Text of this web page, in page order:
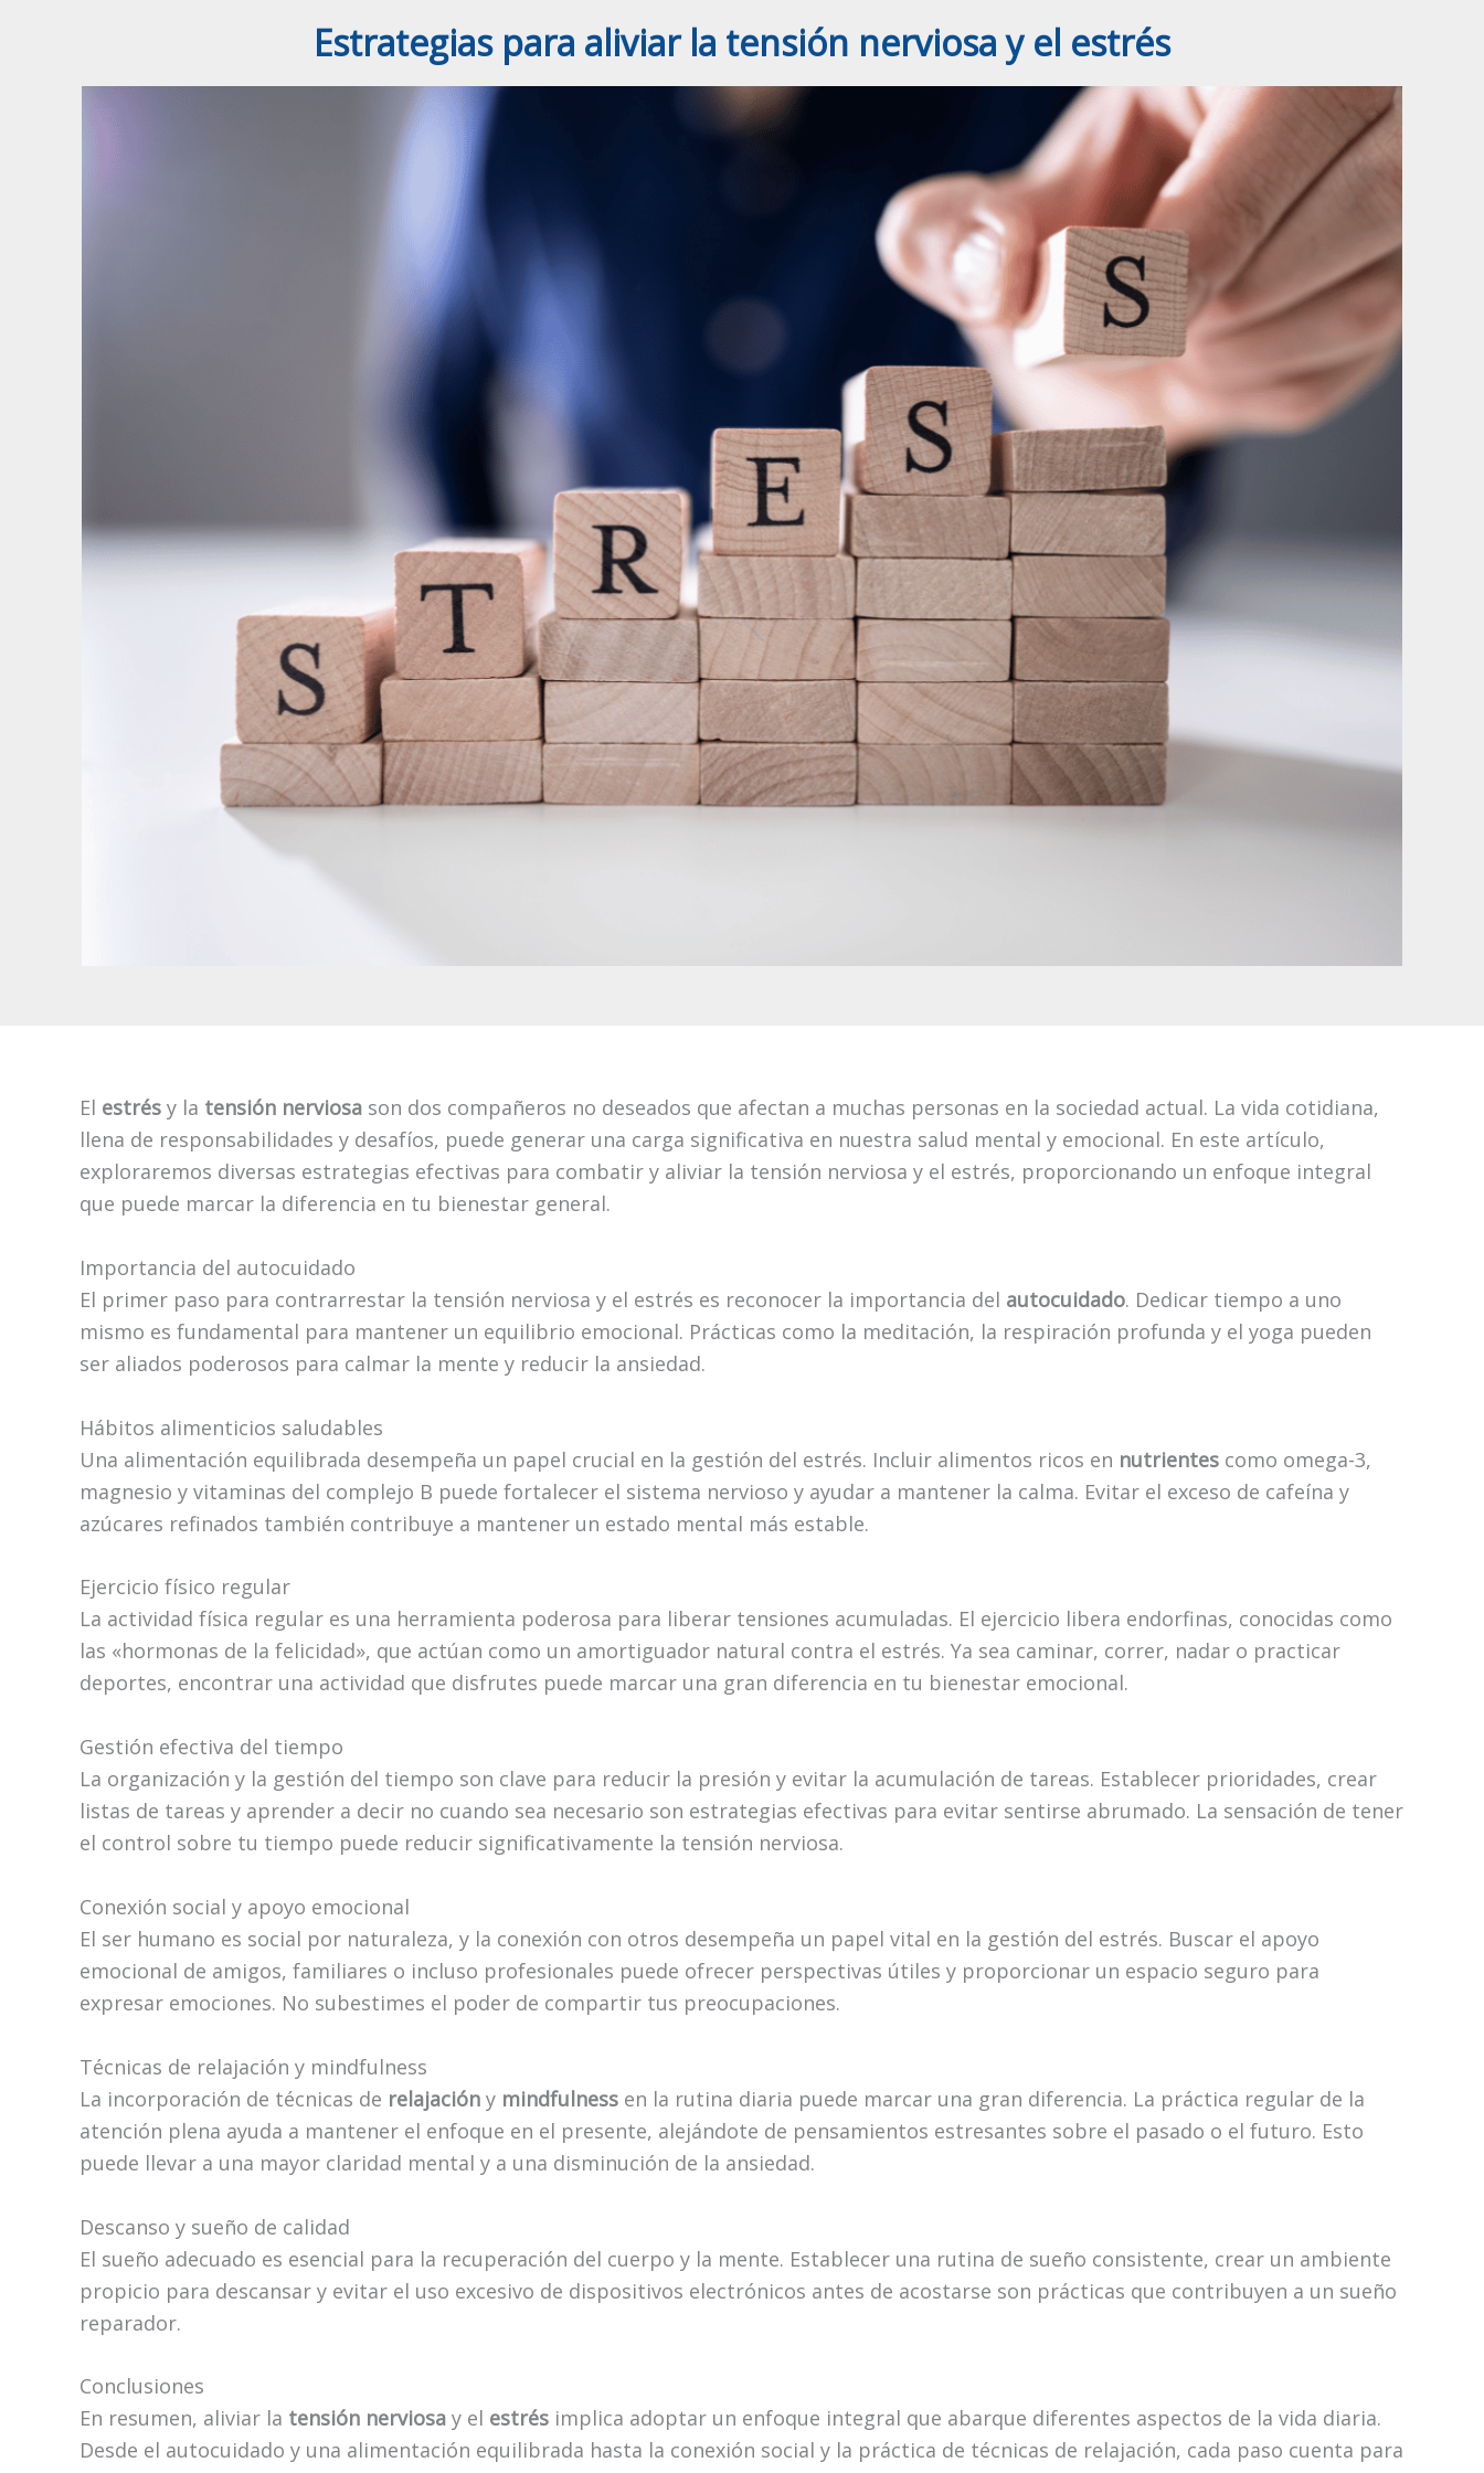
Estrategias para aliviar la tensión nerviosa y el estrés
El estrés y la tensión nerviosa son dos compañeros no deseados que afectan a muchas personas en la sociedad actual. La vida cotidiana,
llena de responsabilidades y desafíos, puede generar una carga significativa en nuestra salud mental y emocional. En este artículo,
exploraremos diversas estrategias efectivas para combatir y aliviar la tensión nerviosa y el estrés, proporcionando un enfoque integral
que puede marcar la diferencia en tu bienestar general.
Importancia del autocuidado
El primer paso para contrarrestar la tensión nerviosa y el estrés es reconocer la importancia del autocuidado. Dedicar tiempo a uno
mismo es fundamental para mantener un equilibrio emocional. Prácticas como la meditación, la respiración profunda y el yoga pueden
ser aliados poderosos para calmar la mente y reducir la ansiedad.
Hábitos alimenticios saludables
Una alimentación equilibrada desempeña un papel crucial en la gestión del estrés. Incluir alimentos ricos en nutrientes como omega-3,
magnesio y vitaminas del complejo B puede fortalecer el sistema nervioso y ayudar a mantener la calma. Evitar el exceso de cafeína y
azúcares refinados también contribuye a mantener un estado mental más estable.
Ejercicio físico regular
La actividad física regular es una herramienta poderosa para liberar tensiones acumuladas. El ejercicio libera endorfinas, conocidas como
las «hormonas de la felicidad», que actúan como un amortiguador natural contra el estrés. Ya sea caminar, correr, nadar o practicar
deportes, encontrar una actividad que disfrutes puede marcar una gran diferencia en tu bienestar emocional.
Gestión efectiva del tiempo
La organización y la gestión del tiempo son clave para reducir la presión y evitar la acumulación de tareas. Establecer prioridades, crear
listas de tareas y aprender a decir no cuando sea necesario son estrategias efectivas para evitar sentirse abrumado. La sensación de tener
el control sobre tu tiempo puede reducir significativamente la tensión nerviosa.
Conexión social y apoyo emocional
El ser humano es social por naturaleza, y la conexión con otros desempeña un papel vital en la gestión del estrés. Buscar el apoyo
emocional de amigos, familiares o incluso profesionales puede ofrecer perspectivas útiles y proporcionar un espacio seguro para
expresar emociones. No subestimes el poder de compartir tus preocupaciones.
Técnicas de relajación y mindfulness
La incorporación de técnicas de relajación y mindfulness en la rutina diaria puede marcar una gran diferencia. La práctica regular de la
atención plena ayuda a mantener el enfoque en el presente, alejándote de pensamientos estresantes sobre el pasado o el futuro. Esto
puede llevar a una mayor claridad mental y a una disminución de la ansiedad.
Descanso y sueño de calidad
El sueño adecuado es esencial para la recuperación del cuerpo y la mente. Establecer una rutina de sueño consistente, crear un ambiente
propicio para descansar y evitar el uso excesivo de dispositivos electrónicos antes de acostarse son prácticas que contribuyen a un sueño
reparador.
Conclusiones
En resumen, aliviar la tensión nerviosa y el estrés implica adoptar un enfoque integral que abarque diferentes aspectos de la vida diaria.
Desde el autocuidado y una alimentación equilibrada hasta la conexión social y la práctica de técnicas de relajación, cada paso cuenta para